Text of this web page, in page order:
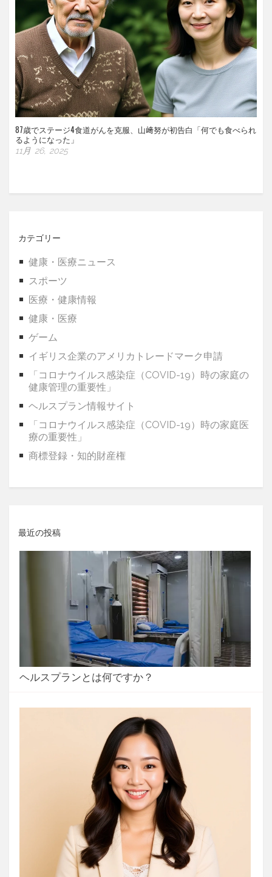
87歳でステージ4食道がんを克服、山﨑努が初告白「何でも食べられ
るようになった」
11月 26, 2025
カテゴリー
健康・医療ニュース
スポーツ
医療・健康情報
健康・医療
ゲーム
イギリス企業のアメリカトレードマーク申請
「コロナウイルス感染症（COVID-19）時の家庭の
健康管理の重要性」
ヘルスプラン情報サイト
「コロナウイルス感染症（COVID-19）時の家庭医
療の重要性」
商標登録・知的財産権
最近の投稿
ヘルスプランとは何ですか？